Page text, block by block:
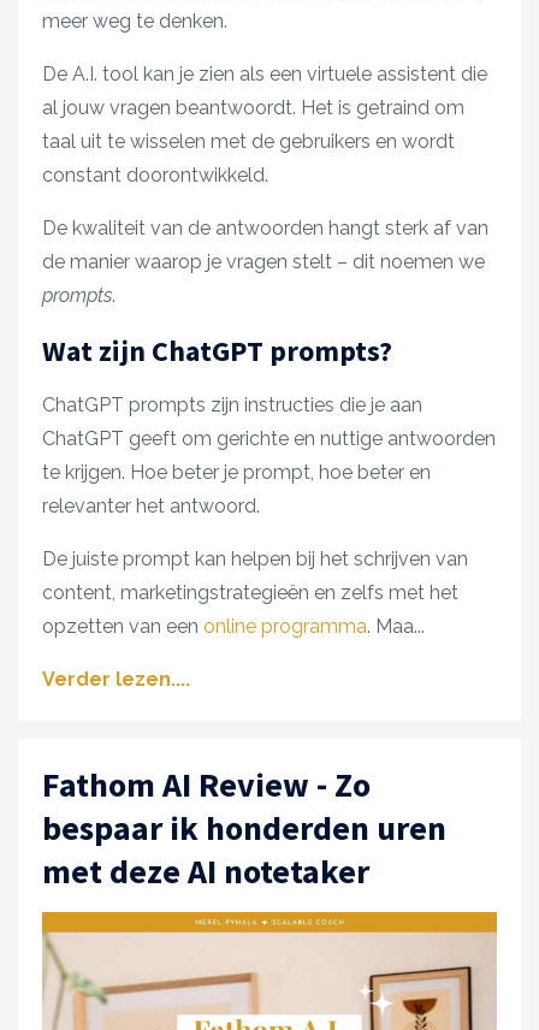
meer weg te denken.
De A.I. tool kan je zien als een virtuele assistent die
al jouw vragen beantwoordt. Het is getraind om
taal uit te wisselen met de gebruikers en wordt
constant doorontwikkeld.
De kwaliteit van de antwoorden hangt sterk af van
de manier waarop je vragen stelt – dit noemen we
prompts.
Wat zijn ChatGPT prompts?
ChatGPT prompts zijn instructies die je aan
ChatGPT geeft om gerichte en nuttige antwoorden
te krijgen. Hoe beter je prompt, hoe beter en
relevanter het antwoord.
De juiste prompt kan helpen bij het schrijven van
content, marketingstrategieën en zelfs met het
opzetten van een online programma. Maa...
Verder lezen....
Fathom AI Review - Zo
bespaar ik honderden uren
met deze AI notetaker